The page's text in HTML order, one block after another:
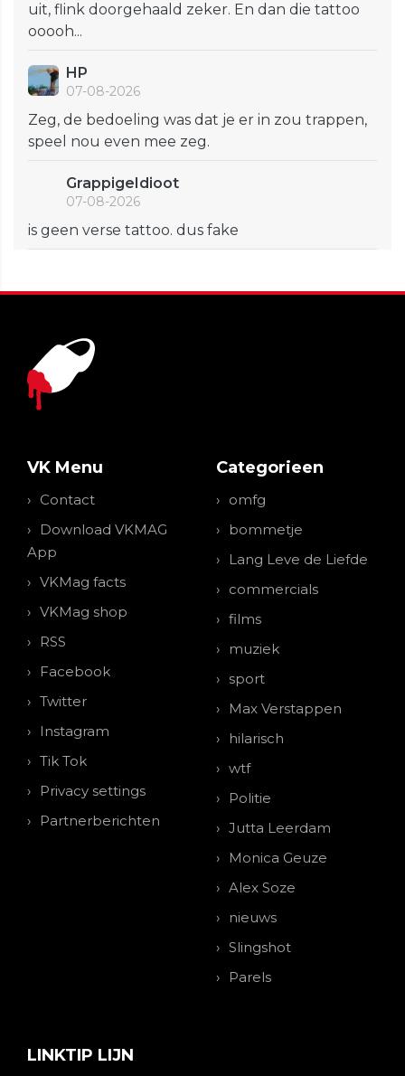
uit, flink doorgehaald zeker. En dan die tattoo
ooooh...
HP
07-08-2026
Zeg, de bedoeling was dat je er in zou trappen,
speel nou even mee zeg.
GrappigeIdioot
07-08-2026
is geen verse tattoo. dus fake
VK Menu
Contact
Download VKMAG
App
VKMag facts
VKMag shop
RSS
Facebook
Twitter
Instagram
Tik Tok
Privacy settings
Partnerberichten
Categorieen
omfg
bommetje
Lang Leve de Liefde
commercials
films
muziek
sport
Max Verstappen
hilarisch
wtf
Politie
Jutta Leerdam
Monica Geuze
Alex Soze
nieuws
Slingshot
Parels
LINKTIP LIJN